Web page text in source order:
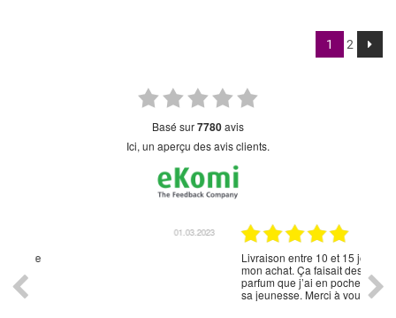
1 2
basé sur7780avis
Ici, un aperçu des avis clients.
27.02.2023
Livraison entre 10 et 15 jours bien emballé. Je suis ravi de
mon achat. Ça faisait des années que mon mari rechercher ce
parfum que j’ai en poche enfin pu lui offrir. Cela lui a rappelé
sa jeunesse. Merci à vous de m’avoir permis de le rendre